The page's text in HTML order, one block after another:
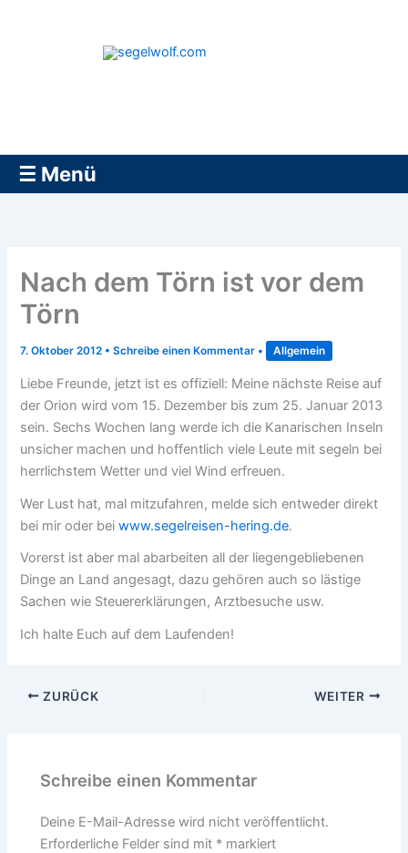
☰ Menü
Nach dem Törn ist vor dem
Törn
7. Oktober 2012 •Schreibe einen Kommentar • Allgemein
Liebe Freunde, jetzt ist es offiziell: Meine nächste Reise auf
der Orion wird vom 15. Dezember bis zum 25. Januar 2013
sein. Sechs Wochen lang werde ich die Kanarischen Inseln
unsicher machen und hoffentlich viele Leute mit segeln bei
herrlichstem Wetter und viel Wind erfreuen.
Wer Lust hat, mal mitzufahren, melde sich entweder direkt
bei mir oder beiwww.segelreisen-hering.de.
Vorerst ist aber mal abarbeiten all der liegengebliebenen
Dinge an Land angesagt, dazu gehören auch so lästige
Sachen wie Steuererklärungen, Arztbesuche usw.
Ich halte Euch auf dem Laufenden!
ZURÜCK WEITER
Schreibe einen Kommentar
Deine E-Mail-Adresse wird nicht veröffentlicht.
Erforderliche Felder sind mit * markiert